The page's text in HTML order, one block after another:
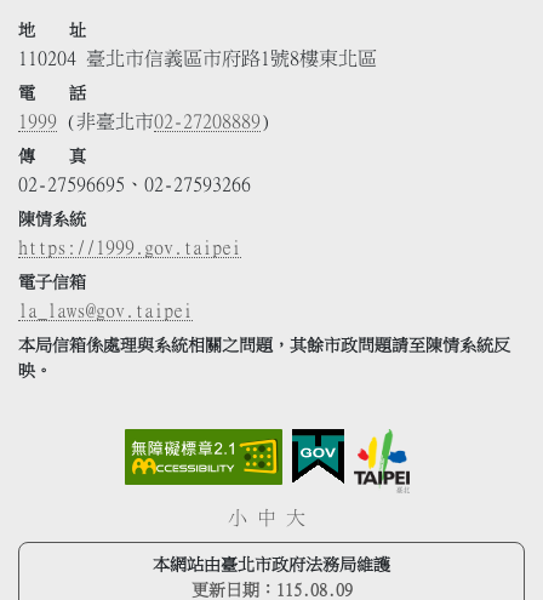
地 址
110204 臺北市信義區市府路1號8樓東北區
電 話
1999 (非臺北市02-27208889)
傳 真
02-27596695、02-27593266
陳情系統
https://1999.gov.taipei
電子信箱
la_laws@gov.taipei
本局信箱係處理與系統相關之問題，其餘市政問題請至陳情系統反
映。
小 中 大
本網站由臺北市政府法務局維護
更新日期： 115.08.09